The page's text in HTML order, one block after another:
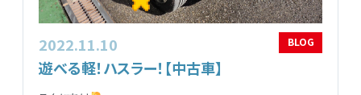
2022.11.10 BLOG
遊べる軽！ハスラー！【中古車】